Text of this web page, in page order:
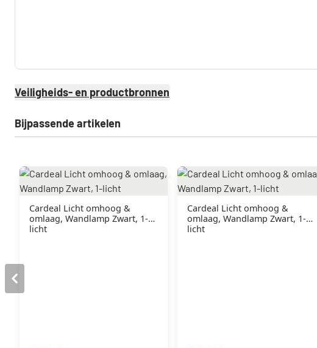
Veiligheids- en productbronnen
Bijpassende artikelen
Cardeal Licht omhoog &
omlaag, Wandlamp Zwart, 1-
licht
Cardeal Licht omhoog &
omlaag, Wandlamp Zwart, 1-
licht